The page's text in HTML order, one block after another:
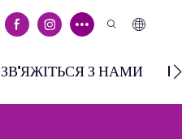
ЗВ'ЯЖІТЬСЯ З НАМИ